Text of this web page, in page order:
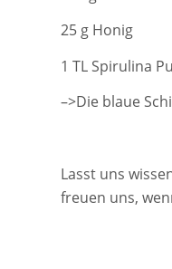
25 g Honig
1 TL Spirulina
–>Die blaue
Lasst uns
freuen uns,